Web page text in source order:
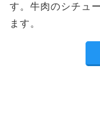
す。牛肉のシチュ
ます。